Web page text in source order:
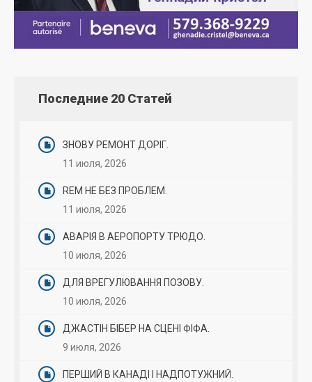
Последние 20 Статей
ЗНОВУ РЕМОНТ ДОРІГ.
11 июля, 2026
REM НЕ БЕЗ ПРОБЛЕМ.
11 июля, 2026
АВАРІЯ В АЕРОПОРТУ ТРЮДО.
10 июля, 2026
ДЛЯ ВРЕГУЛЮВАННЯ ПОЗОВУ.
10 июля, 2026
ДЖАСТІН БІБЕР НА СЦЕНІ ФІФА.
9 июля, 2026
ПЕРШИЙ В КАНАДІ І НАДПОТУЖНИЙ.